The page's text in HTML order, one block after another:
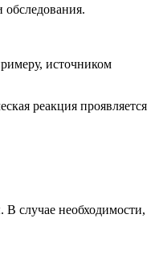
обследования.
источником
реакция проявляется
В случае необходимости,